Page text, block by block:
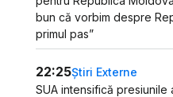
bun că vorbim despre
primul pas”
22:25Știri Externe
SUA intensifică presiunile